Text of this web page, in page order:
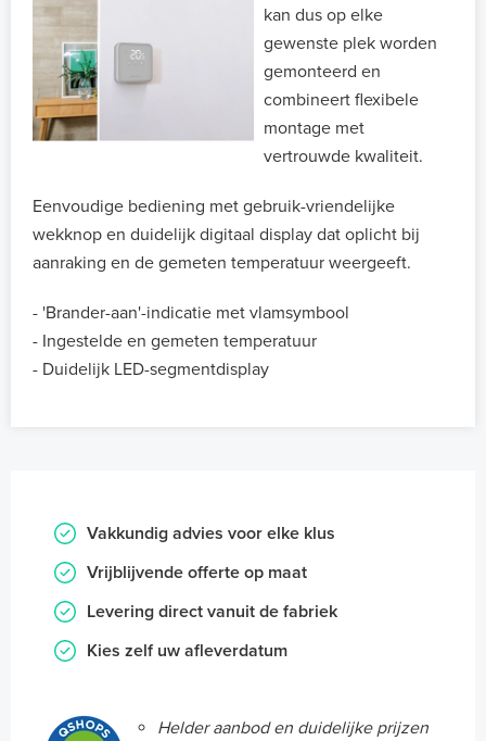
kan dus op elke
gewenste plek worden
gemonteerd en
combineert flexibele
montage met
vertrouwde kwaliteit.
Eenvoudige bediening met gebruik-vriendelijke
wekknop en duidelijk digitaal display dat oplicht bij
aanraking en de gemeten temperatuur weergeeft.
- 'Brander-aan'-indicatie met vlamsymbool
- Ingestelde en gemeten temperatuur
- Duidelijk LED-segmentdisplay
Vakkundig advies voor elke klus
Vrijblijvende offerte op maat
Levering direct vanuit de fabriek
Kies zelf uw afleverdatum
Helder aanbod en duidelijke prijzen